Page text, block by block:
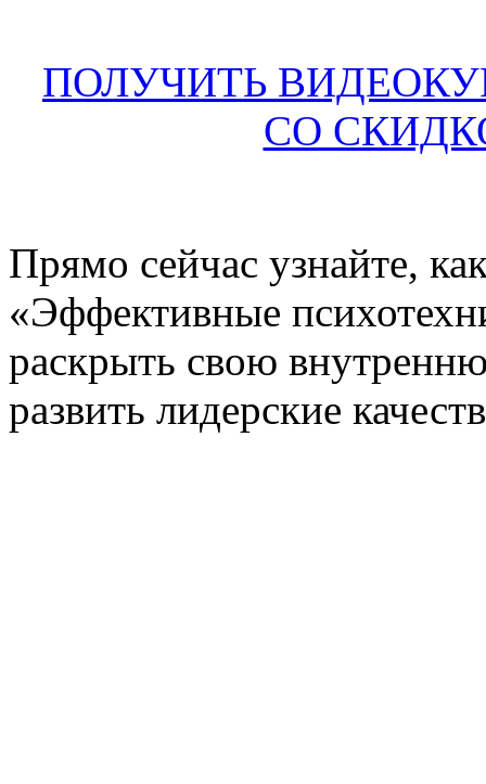
ПОЛУЧИТЬ
СО
Прямо сейчас узнайте,
«Эффективные
раскрыть свою
развить лидерские